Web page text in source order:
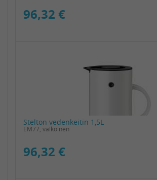
96,32 €
Stelton vedenkeitin 1,5L
EM77, valkoinen
96,32 €